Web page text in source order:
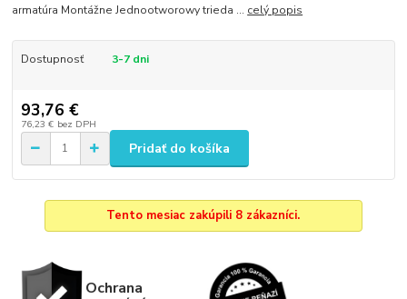
armatúra Montážne Jednootworowy trieda ... celý popis
Dostupnosť 3-7 dni
93,76 €
76,23 € bez DPH
Pridať do košíka
Tento mesiac zakúpili 8 zákazníci.
Ochrana